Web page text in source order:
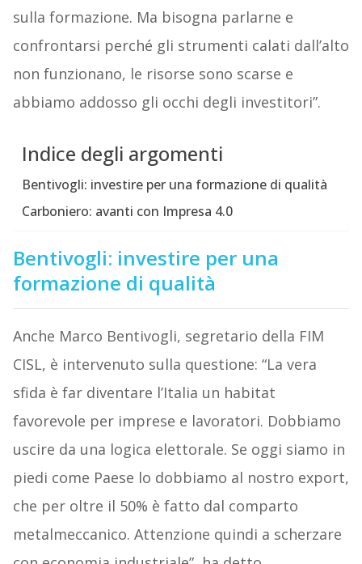
sulla formazione. Ma bisogna parlarne e
confrontarsi perché gli strumenti calati dall’alto
non funzionano, le risorse sono scarse e
abbiamo addosso gli occhi degli investitori”.
Indice degli argomenti
Bentivogli: investire per una formazione di qualità
Carboniero: avanti con Impresa 4.0
Bentivogli: investire per una
formazione di qualità
Anche Marco Bentivogli, segretario della FIM
CISL, è intervenuto sulla questione: “La vera
sfida è far diventare l’Italia un habitat
favorevole per imprese e lavoratori. Dobbiamo
uscire da una logica elettorale. Se oggi siamo in
piedi come Paese lo dobbiamo al nostro export,
che per oltre il 50% è fatto dal comparto
metalmeccanico. Attenzione quindi a scherzare